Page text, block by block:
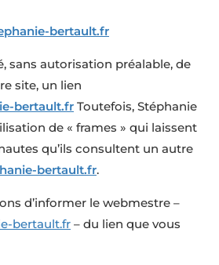
bertault.fr
sans autorisation préalable, de
site, un lien
bertault.fr Toutefois, Stéphanie
de « frames » qui laissent
qu’ils consultent un autre
bertault.fr.
d’informer le webmestre –
bertault.fr – du lien que vous